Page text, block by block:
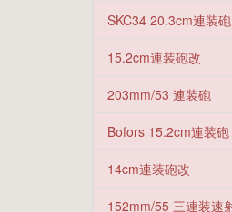
SKC34 20.3cm連装砲
15.2cm連装砲改
203mm/53 連装砲
Bofors 15.2cm連装
14cm連装砲改
152mm/55 三連装速